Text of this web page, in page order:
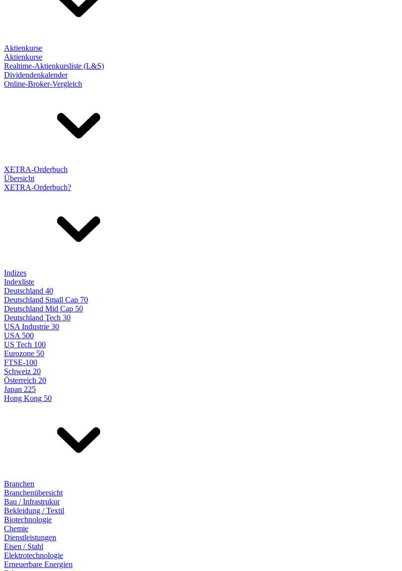
Aktienkurse
Aktienkurse
Realtime-Aktienkursliste (L&S)
Dividendenkalender
Online-Broker-Vergleich
XETRA-Orderbuch
Übersicht
XETRA-Orderbuch?
Indizes
Indexliste
Deutschland 40
Deutschland Small Cap 70
Deutschland Mid Cap 50
Deutschland Tech 30
USA Industrie 30
USA 500
US Tech 100
Eurozone 50
FTSE-100
Schweiz 20
Österreich 20
Japan 225
Hong Kong 50
Branchen
Branchenübersicht
Bau / Infrastrukur
Bekleidung / Textil
Biotechnologie
Chemie
Dienstleistungen
Eisen / Stahl
Elektrotechnologie
Erneuerbare Energien